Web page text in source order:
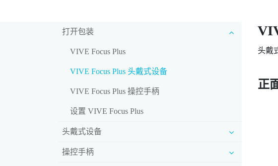
打开包装
VIVE Focus Plus
VIVE Focus Plus 头戴式设备
VIVE Focus Plus 操控手柄
设置 VIVE Focus Plus
头戴式设备
操控手柄
头戴
正